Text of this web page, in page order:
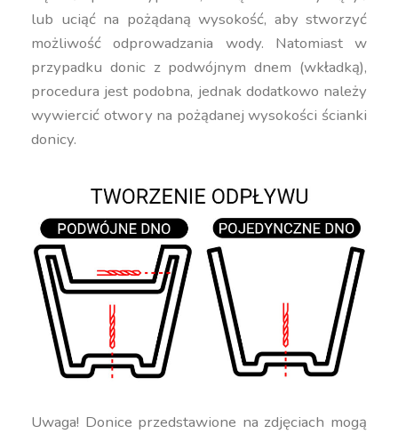
lub uciąć na pożądaną wysokość, aby stworzyć
możliwość odprowadzania wody. Natomiast w
przypadku donic z podwójnym dnem (wkładką),
procedura jest podobna, jednak dodatkowo należy
wywiercić otwory na pożądanej wysokości ścianki
donicy.
Uwaga! Donice przedstawione na zdjęciach mogą